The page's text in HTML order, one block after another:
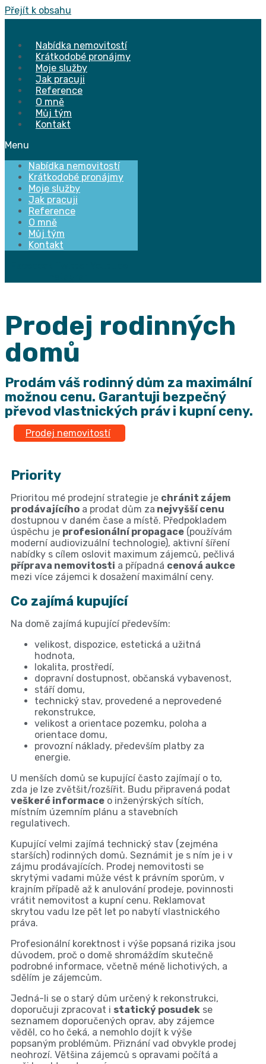
Přejít k obsahu
Nabídka nemovitostí
Krátkodobé pronájmy
Moje služby
Jak pracuji
Reference
O mně
Můj tým
Kontakt
Menu
Nabídka nemovitostí
Krátkodobé pronájmy
Moje služby
Jak pracuji
Reference
O mně
Můj tým
Kontakt
Prodej rodinných
domů
Prodám váš rodinný dům za maximální
možnou cenu. Garantuji bezpečný
převod vlastnických práv i kupní ceny.
Prodej nemovitostí
Priority
Prioritou mé prodejní strategie je chránit zájem
prodávajícího a prodat dům za nejvyšší cenu
dostupnou v daném čase a místě. Předpokladem
úspěchu je profesionální propagace (používám
moderní audiovizuální technologie), aktivní šíření
nabídky s cílem oslovit maximum zájemců, pečlivá
příprava nemovitosti a případná cenová aukce
mezi více zájemci k dosažení maximální ceny.
Co zajímá kupující
Na domě zajímá kupující především:
velikost, dispozice, estetická a užitná
hodnota,
lokalita, prostředí,
dopravní dostupnost, občanská vybavenost,
stáří domu,
technický stav, provedené a neprovedené
rekonstrukce,
velikost a orientace pozemku, poloha a
orientace domu,
provozní náklady, především platby za
energie.
U menších domů se kupující často zajímají o to,
zda je lze zvětšit/rozšířit. Budu připravená podat
veškeré informace o inženýrských sítích,
místním územním plánu a stavebních
regulativech.
Kupující velmi zajímá technický stav (zejména
starších) rodinných domů. Seznámit je s ním je i v
zájmu prodávajících. Prodej nemovitosti se
skrytými vadami může vést k právním sporům, v
krajním případě až k anulování prodeje, povinnosti
vrátit nemovitost a kupní cenu. Reklamovat
skrytou vadu lze pět let po nabytí vlastnického
práva.
Profesionální korektnost i výše popsaná rizika jsou
důvodem, proč o domě shromáždím skutečně
podrobné informace, včetně méně lichotivých, a
sdělím je zájemcům.
Jedná-li se o starý dům určený k rekonstrukci,
doporučuji zpracovat i statický posudek se
seznamem doporučených oprav, aby zájemce
věděl, co ho čeká, a nemohlo dojít k výše
popsaným problémům. Přiznání vad obvykle prodej
neohrozí. Většina zájemců s opravami počítá a